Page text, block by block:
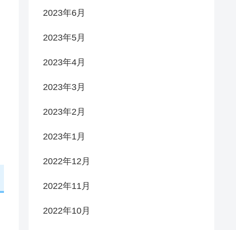
2023年6月
2023年5月
2023年4月
2023年3月
2023年2月
2023年1月
2022年12月
2022年11月
2022年10月